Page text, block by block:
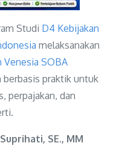
Studi D4 Kebijakan
melaksanakan
Venesia SOBA
berbasis praktik untuk
perpajakan, dan
SE., MM